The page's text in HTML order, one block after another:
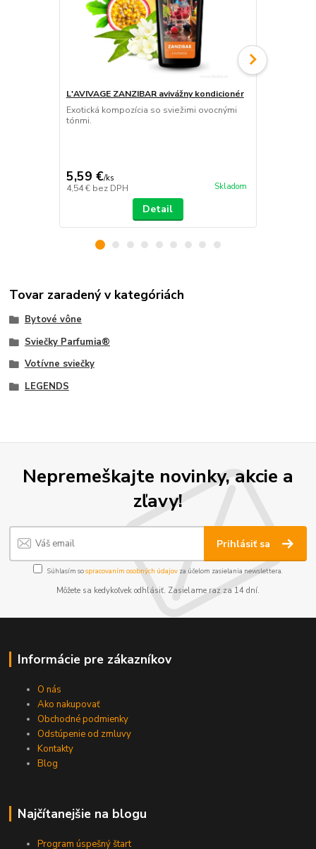
L'AVIVAGE ZANZIBAR avivážny kondicionér
Exotická kompozícia so sviežimi ovocnými
tónmi.
5,59 €/ks
4,54 € bez DPH Skladom
Detail
Tovar zaradený v kategóriách
Bytové vône
Sviečky Parfumia®
Votívne sviečky
LEGENDS
Nepremeškajte novinky, akcie a
zľavy!
Prihlásiť sa
Súhlasím sospracovaním osobných údajov za účelom zasielania newslettera.
Môžete sa kedykoľvek odhlásiť. Zasielame raz za 14 dní.
Informácie pre zákazníkov
O nás
Ako nakupovať
Obchodné podmienky
Odstúpenie od zmluvy
Kontakty
Blog
Najčítanejšie na blogu
Program úspešný štart